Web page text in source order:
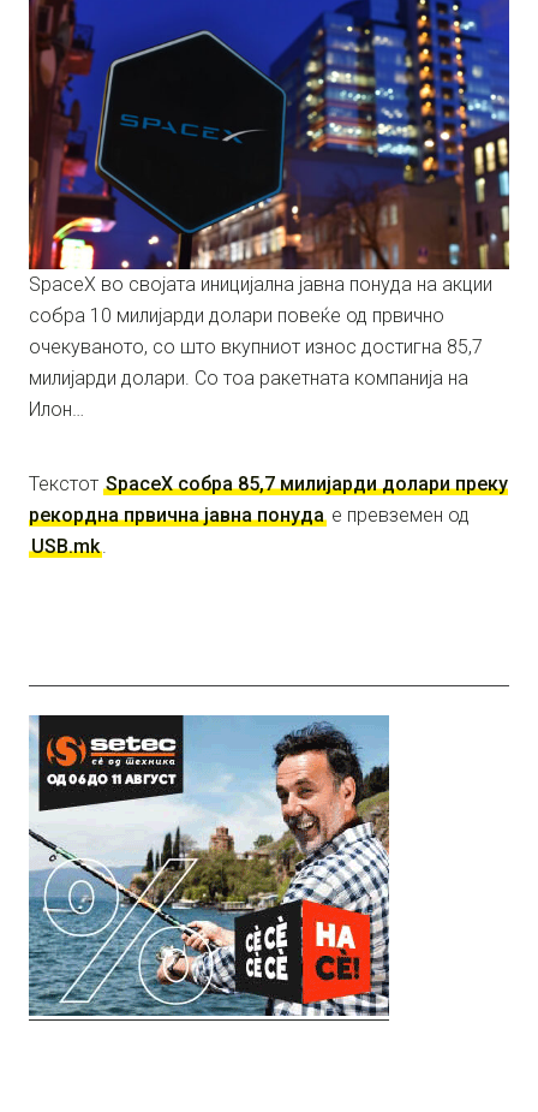
SpaceX во својата иницијална јавна понуда на акции
собра 10 милијарди долари повеќе од првично
очекуваното, со што вкупниот износ достигна 85,7
милијарди долари. Со тоа ракетната компанија на
Илон…
Текстот SpaceX собра 85,7 милијарди долари преку
рекордна првична јавна понудa е превземен од
USB.mk.